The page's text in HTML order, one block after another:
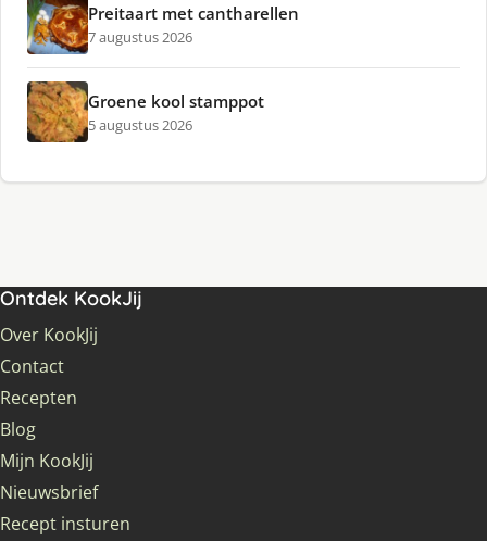
Preitaart met cantharellen
7 augustus 2026
Groene kool stamppot
5 augustus 2026
Ontdek KookJij
Over KookJij
Contact
Recepten
Blog
Mijn KookJij
Nieuwsbrief
Recept insturen